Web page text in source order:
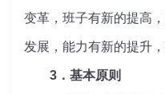
变革，班子有新的提高
发展，能力有新的提升
3．基本原则